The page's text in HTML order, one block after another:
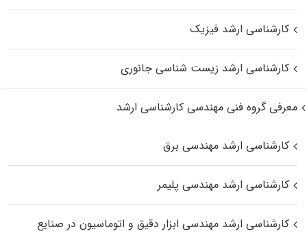
کارشناسی ارشد فیزیک
کارشناسی ارشد زیست‌ شناسی جانوری
معرفی گروه فنی مهندسی کارشناسی ارشد
کارشناسی ارشد مهندسی برق
کارشناسی ارشد مهندسی پلیمر
کارشناسی ارشد مهندسی ابزار دقیق و اتوماسیون در صنایع